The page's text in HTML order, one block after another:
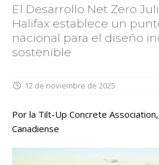
El Desarrollo Net Zero
Halifax establece un
nacional para el diseño
sostenible
12 de noviembre de 2025
Por la Tilt-Up Concrete
Canadiense